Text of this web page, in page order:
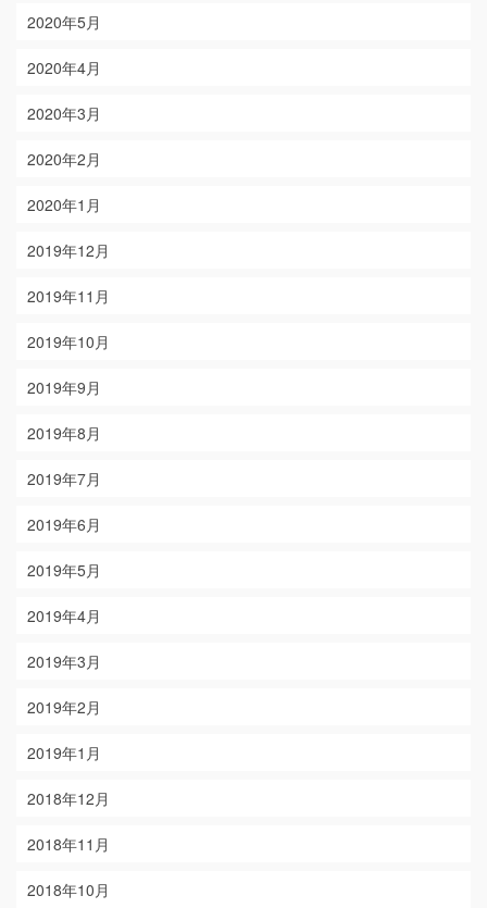
2020年5月
2020年4月
2020年3月
2020年2月
2020年1月
2019年12月
2019年11月
2019年10月
2019年9月
2019年8月
2019年7月
2019年6月
2019年5月
2019年4月
2019年3月
2019年2月
2019年1月
2018年12月
2018年11月
2018年10月